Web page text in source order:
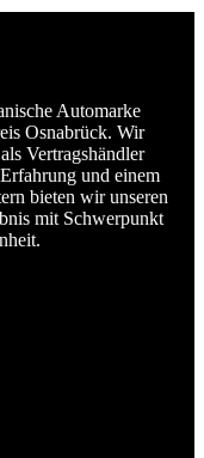
Automarke
Osnabrück. Wir
Vertragshändler
und einem
bieten wir unseren
mit Schwerpunkt